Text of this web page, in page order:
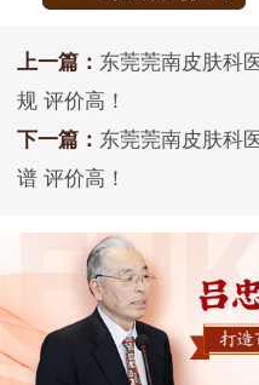
上一篇： 东莞莞南皮肤科
规 评价高！
下一篇： 东莞莞南皮肤科
谱 评价高！